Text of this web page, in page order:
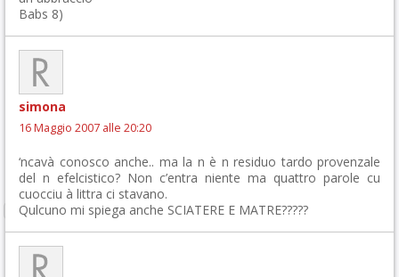
Babs 8)
simona
16 Maggio 2007 alle 20:20
‘ncavà conosco anche.. ma la n è n residuo tardo provenzale
del n efelcistico? Non c’entra niente ma quattro parole cu
cuocciu à littra ci stavano.
Qulcuno mi spiega anche SCIATERE E MATRE?????